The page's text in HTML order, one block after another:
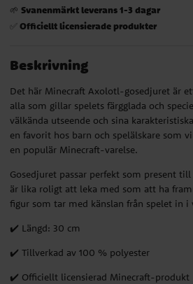
🌱 Svanenmärkt leverans 1-3 dagar
✅ Officiellt licensierade produkter
Beskrivning
Det här Minecraft Axolotl-gosedjuret är
alla som gillar spelets färgglada och
välkända utseende och sina
en favorit hos barn och spelälskare som
en populär Minecraft-varelse.
Gosedjuret passar perfekt som present
är lika roligt att leka med som att ha
figur som tar med känslan från spelet in i
✔️ Längd: 30 cm
✔️ Tillverkad av 100 % polyester
✔️ Officiellt licensierad Minecraft-produkt